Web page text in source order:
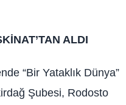
ALDI
“Bir Yataklık Dünya”
Şubesi, Rodosto